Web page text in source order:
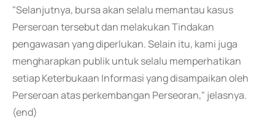
"Selanjutnya, bursa akan selalu memantau kasus
Perseroan tersebut dan melakukan Tindakan
pengawasan yang diperlukan. Selain itu, kami juga
mengharapkan publik untuk selalu memperhatikan
setiap Keterbukaan Informasi yang disampaikan oleh
Perseroan atas perkembangan Perseoran," jelasnya.
(end)